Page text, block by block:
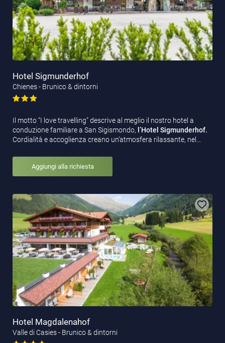
Hotel Sigmunderhof
Chienes - Brunico & dintorni
Il motto “I love travelling” descrive al meglio il nostro hotel a
conduzione familiare a San Sigismondo, l’Hotel Sigmunderhof.
Cordialità e accoglienza creano un’atmosfera rilassante, nel…
Aggiungi alla richiesta
Hotel Magdalenahof
Valle di Casies - Brunico & dintorni